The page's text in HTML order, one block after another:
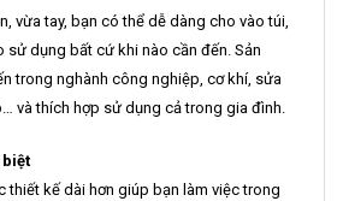
vừa tay, bạn có thể dễ dàng cho vào túi,
sử dụng bất cứ khi nào cần đến. Sản
trong nghành công nghiệp, cơ khí, sửa
và thích hợp sử dụng cả trong gia đình.
biệt
thiết kế dài hơn giúp bạn làm việc trong